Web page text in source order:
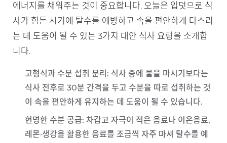
에너지를 채워주는 것이 중요합니다. 오늘은 입덧으로 식
사가 힘든 시기에 탈수를 예방하고 속을 편안하게 다스리
는 데 도움이 될 수 있는 3가지 대안 식사 요령을 소개합
니다.
고형식과 수분 섭취 분리 : 식사 중에 물을 마시기보다는
식사 전후로 30분 간격을 두고 수분을 따로 섭취하는 것
이 속을 편안하게 유지하는 데 도움이 될 수 있습니다.
현명한 수분 공급: 차갑고 자극이 적은 음료나 이온음료,
레몬·생강을 활용한 음료를 조금씩 자주 마셔 탈수를 예